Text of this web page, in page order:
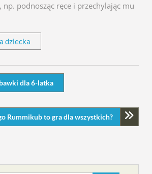
np. podnosząc ręce i przechylając mu
dziecka
dla 6-latka
Rummikub to gra dla wszystkich?